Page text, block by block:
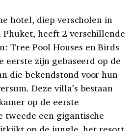
hotel, diep verscholen in
heeft 2 verschillende
Tree Pool Houses en Birds
eerste zijn gebaseerd op de
die bekendstond voor hun
Deze villa’s bestaan
op de eerste
tweede een gigantische